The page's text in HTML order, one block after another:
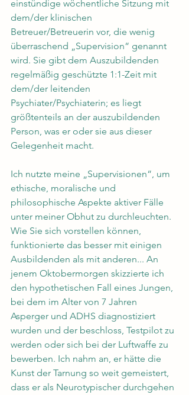
einstündige wöchentliche Sitzung mit
dem/der klinischen
Betreuer/Betreuerin vor, die wenig
überraschend „Supervision“ genannt
wird. Sie gibt dem Auszubildenden
regelmäßig geschützte 1:1-Zeit mit
dem/der leitenden
Psychiater/Psychiaterin; es liegt
größtenteils an der auszubildenden
Person, was er oder sie aus dieser
Gelegenheit macht.
Ich nutzte meine „Supervisionen“, um
ethische, moralische und
philosophische Aspekte aktiver Fälle
unter meiner Obhut zu durchleuchten.
Wie Sie sich vorstellen können,
funktionierte das besser mit einigen
Ausbildenden als mit anderen... An
jenem Oktobermorgen skizzierte ich
den hypothetischen Fall eines Jungen,
bei dem im Alter von 7 Jahren
Asperger und ADHS diagnostiziert
wurden und der beschloss, Testpilot zu
werden oder sich bei der Luftwaffe zu
bewerben. Ich nahm an, er hätte die
Kunst der Tarnung so weit gemeistert,
dass er als Neurotypischer durchgehen